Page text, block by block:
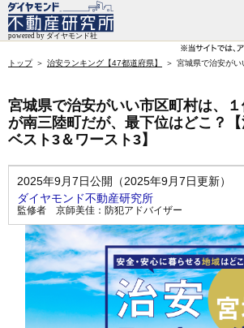
トップ 治安ランキング【47都道府県】 宮城県で治安が
宮城県で治安がいい市区町村は、
が南三陸町だが、最下位はどこ？
ベスト3＆ワースト3】
2025年9月7日公開（2025年9月7日更新）
ダイヤモンド不動産研究所
監修者 京師美佳：防犯アドバイザー